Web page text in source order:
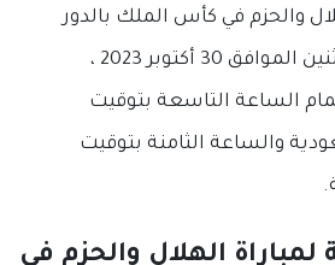
والحزم في كأس الملك بالدور
السادس عشر يوم الاثنين الموافق 30 أكتوبر 2023 ،
الساعة التاسعة بتوقيت
والساعة الثامنة بتوقيت
لمباراة الهلال والحزم في